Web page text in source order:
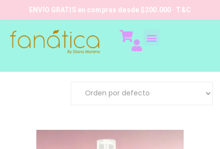
ENVÍO GRATIS en compras desde $200.000 · T&C